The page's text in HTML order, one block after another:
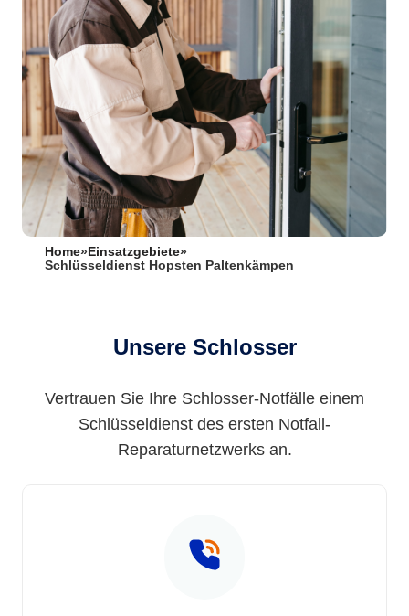
Home» Einsatzgebiete»
Schlüsseldienst Hopsten Paltenkämpen
Unsere Schlosser
Vertrauen Sie Ihre Schlosser-Notfälle einem
Schlüsseldienst des ersten Notfall-
Reparaturnetzwerks an.